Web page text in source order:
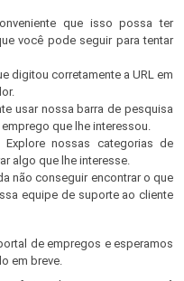
que isso possa ter
você pode seguir para tentar
digitou corretamente a URL em
usar nossa barra de pesquisa
que lhe interessou.
nossas categorias de
algo que lhe interesse.
não conseguir encontrar o que
equipe de suporte ao cliente
de empregos e esperamos
em breve.